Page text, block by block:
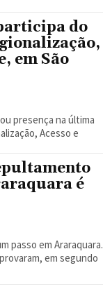
do
em São
presença na última
Acesso e
é
passo em Araraquara.
em segundo